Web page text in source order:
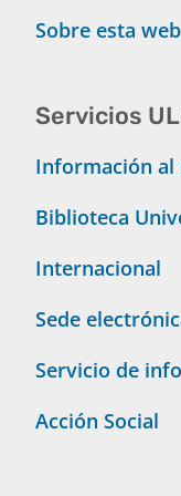
Sobre esta web
Servicios
Información al
Biblioteca
Internacional
Sede
Servicio de
Acción Social